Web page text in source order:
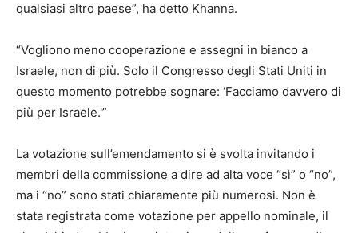
qualsiasi altro paese”, ha detto Khanna.
“Vogliono meno cooperazione e assegni in bianco a
Israele, non di più. Solo il Congresso degli Stati Uniti in
questo momento potrebbe sognare: ‘Facciamo davvero di
più per Israele.'”
La votazione sull’emendamento si è svolta invitando i
membri della commissione a dire ad alta voce “sì” o “no”,
ma i “no” sono stati chiaramente più numerosi. Non è
stata registrata come votazione per appello nominale, il